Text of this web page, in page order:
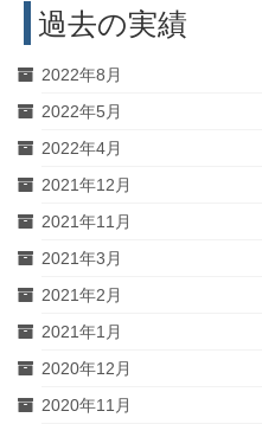
過去の実績
2022年8月
2022年5月
2022年4月
2021年12月
2021年11月
2021年3月
2021年2月
2021年1月
2020年12月
2020年11月